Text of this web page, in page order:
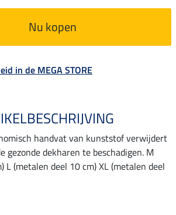
Nu kopen
in de MEGA STORE
handvat van kunststof verwijdert
gezonde dekharen te beschadigen. M
L (metalen deel 10 cm) XL (metalen deel